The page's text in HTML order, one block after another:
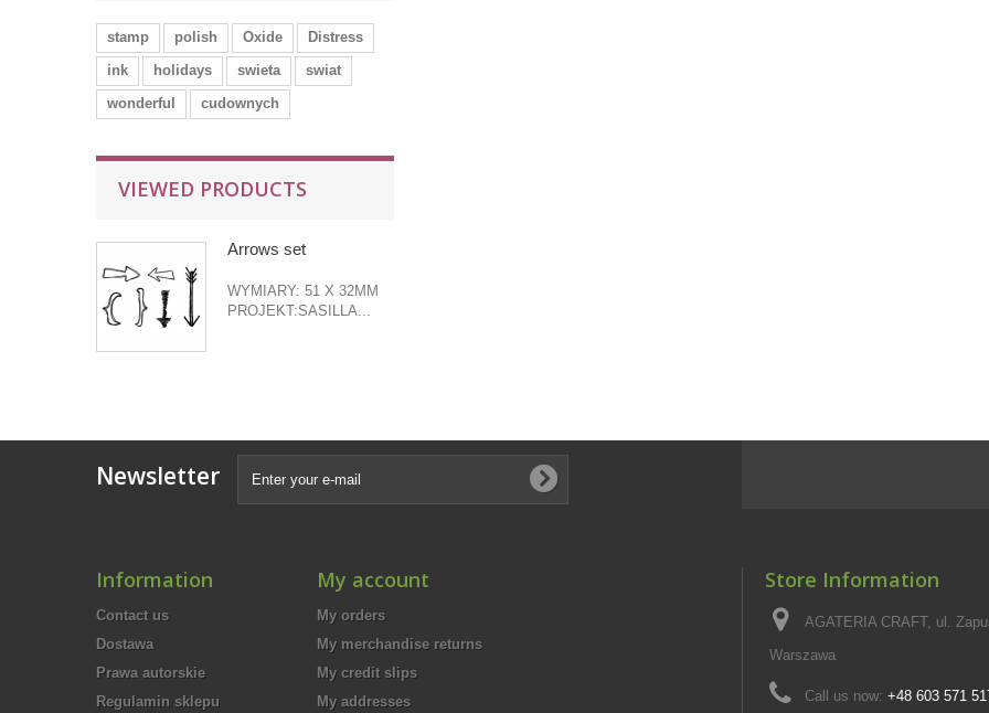
stamp polish Oxide
Distress
ink
holidays swieta
swiat
wonderful
cudownych
VIEWED PRODUCTS
Arrows set
WYMIARY: 51 X 32MM
PROJEKT:SASILLA...
Newsletter
Information
Contact us
Dostawa
Prawa autorskie
Regulamin sklepu
My account
My orders
My merchandise returns
My credit slips
My addresses
Store Information
AGATERIA CRAFT, ul.
Warszawa
Call us now: +48 603 571